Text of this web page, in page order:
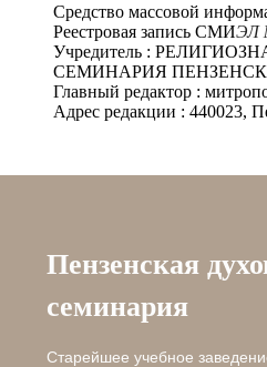
Средство массовой
Реестровая запись СМИЭЛ
Учредитель :
СЕМИНАРИЯ
Главный редактор :
Адрес редакции : 440023,
Пензенская
семинария
Старейшее учебное